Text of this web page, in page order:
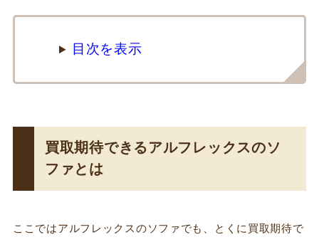
目次を表示
買取期待できるアルフレックスのソ
ファとは
ここではアルフレックスのソファでも、とくに買取期待で